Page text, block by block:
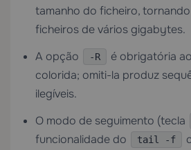
tamanho do ficheiro,
ficheiros de vários gigabytes.
A opção
-R
é obrigatória
colorida; omiti-la produz
ilegíveis.
O modo de seguimento (tecla
funcionalidade do
tail -f